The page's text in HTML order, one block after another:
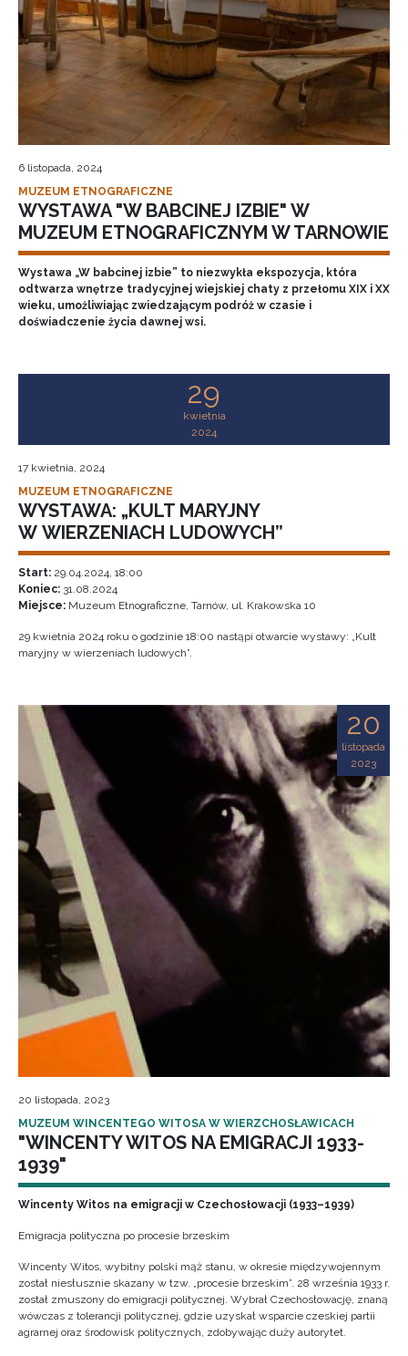
6 listopada, 2024
MUZEUM ETNOGRAFICZNE
WYSTAWA "W BABCINEJ IZBIE" W
MUZEUM ETNOGRAFICZNYM W TARNOWIE
Wystawa „W babcinej izbie” to niezwykła ekspozycja, która
odtwarza wnętrze tradycyjnej wiejskiej chaty z przełomu XIX i XX
wieku, umożliwiając zwiedzającym podróż w czasie i
doświadczenie życia dawnej wsi.
29
kwietnia
2024
17 kwietnia, 2024
MUZEUM ETNOGRAFICZNE
WYSTAWA: „KULT MARYJNY
W WIERZENIACH LUDOWYCH”
Start: 29.04.2024, 18:00
Koniec: 31.08.2024
Miejsce: Muzeum Etnograficzne, Tarnów, ul. Krakowska 10
29 kwietnia 2024 roku o godzinie 18:00 nastąpi otwarcie wystawy: „Kult
maryjny w wierzeniach ludowych”.
20
listopada
2023
20 listopada, 2023
MUZEUM WINCENTEGO WITOSA W WIERZCHOSŁAWICACH
"WINCENTY WITOS NA EMIGRACJI 1933-
1939"
Wincenty Witos na emigracji w Czechosłowacji (1933–1939)
Emigracja polityczna po procesie brzeskim
Wincenty Witos, wybitny polski mąż stanu, w okresie międzywojennym
został niesłusznie skazany w tzw. „procesie brzeskim”. 28 września 1933 r.
został zmuszony do emigracji politycznej. Wybrał Czechosłowację, znaną
wówczas z tolerancji politycznej, gdzie uzyskał wsparcie czeskiej partii
agrarnej oraz środowisk politycznych, zdobywając duży autorytet.